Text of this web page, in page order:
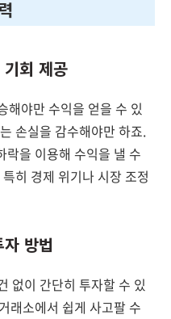
회 제공
해야만 수익을 얻을 수 있
손실을 감수해야만 하죠.
락을 이용해 수익을 낼 수
히 경제 위기나 시장 조정
방법
없이 간단히 투자할 수 있
래소에서 쉽게 사고팔 수